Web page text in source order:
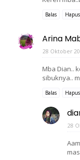
Balas Hapus
Arina
28 Oktober
Mba Dian..
sibuknya..
Balas Hapus
28